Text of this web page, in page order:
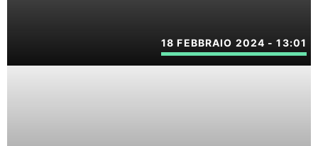
18 FEBBRAIO 2024 - 13:01